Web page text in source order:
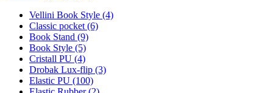
Vellini Book Style (4)
Classic pocket (6)
Book Stand (9)
Book Style (5)
Cristall PU (4)
Drobak Lux-flip (3)
Elastic PU (100)